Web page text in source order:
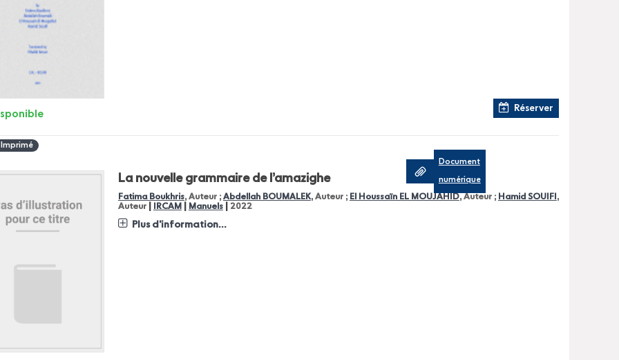
Réserver
Imprimé
La nouvelle grammaire de l’amazighe
Fatima Boukhris, Auteur ; Abdellah BOUMALEK, Auteur ; El Houssaïn EL MOUJAHID, Auteur ; Hamid SOUIFI ,
Auteur
IRCAM Manuels| 2022
Plus d'information...
Document
numérique